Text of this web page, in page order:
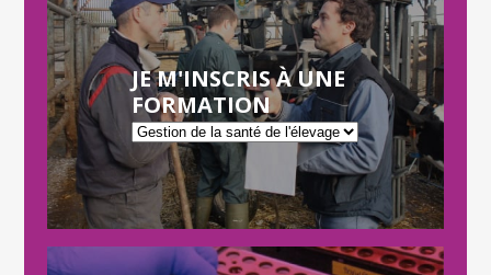
JE M'INSCRIS À UNE
FORMATION